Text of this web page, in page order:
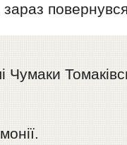
зараз